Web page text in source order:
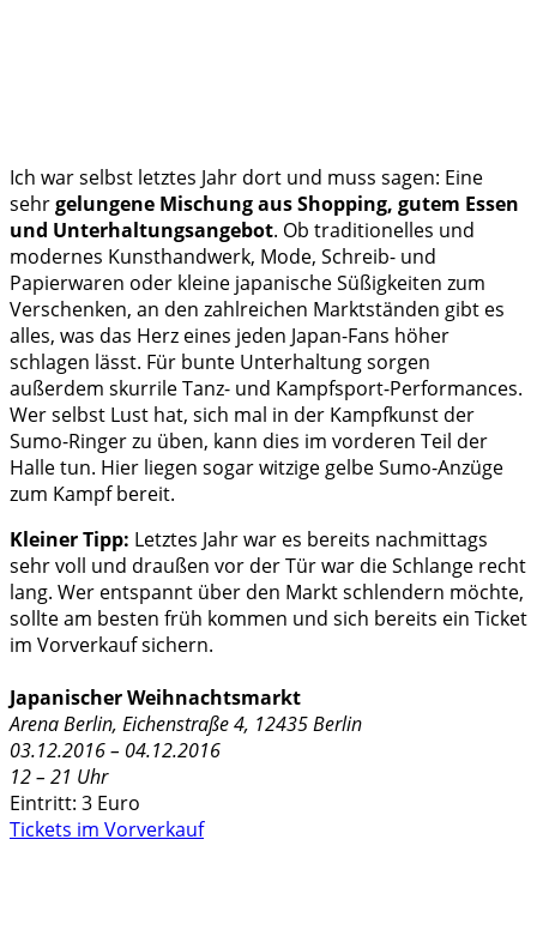
Ich war selbst letztes Jahr dort und muss sagen: Eine
sehrgelungene Mischung aus Shopping, gutem Essen
und Unterhaltungsangebot. Ob traditionelles und
modernes Kunsthandwerk, Mode, Schreib- und
Papierwaren oder kleine japanische Süßigkeiten zum
Verschenken, an den zahlreichen Marktständen gibt es
alles, was das Herz eines jeden Japan-Fans höher
schlagen lässt. Für bunte Unterhaltung sorgen
außerdem skurrile Tanz- und Kampfsport-Performances.
Wer selbst Lust hat, sich mal in der Kampfkunst der
Sumo-Ringer zu üben, kann dies im vorderen Teil der
Halle tun. Hier liegen sogar witzige gelbe Sumo-Anzüge
zum Kampf bereit.
Kleiner Tipp: Letztes Jahr war es bereits nachmittags
sehr voll und draußen vor der Tür war die Schlange recht
lang. Wer entspannt über den Markt schlendern möchte,
sollte am besten früh kommen und sich bereits ein Ticket
im Vorverkauf sichern.
Japanischer Weihnachtsmarkt
Arena Berlin, Eichenstraße 4, 12435 Berlin
03.12.2016 – 04.12.2016
12 – 21 Uhr
Eintritt: 3 Euro
Tickets im Vorverkauf